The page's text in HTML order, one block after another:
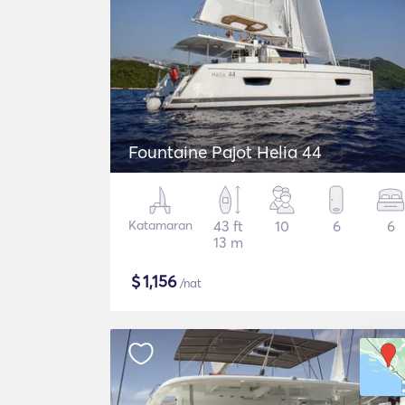
Fountaine Pajot Helia 44
Katamaran
43 ft
13 m
10 6 6
$1,156/nat